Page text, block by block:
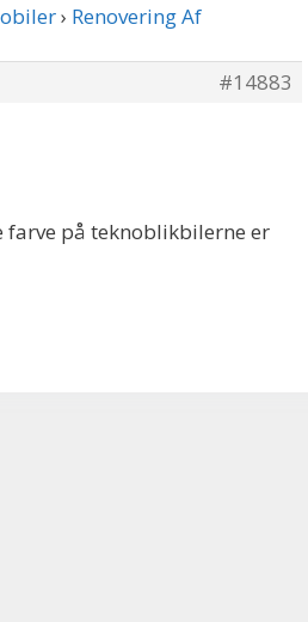
› Renovering Af
#14883
farve på teknoblikbilerne er